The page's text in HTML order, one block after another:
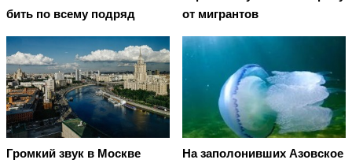
бить по всему подряд
от мигрантов
Громкий звук в Москве
На заполонивших Азовское